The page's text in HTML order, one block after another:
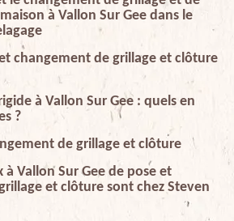
à Vallon Sur Gee dans le
changement de grillage et clôture
à Vallon Sur Gee : quels en
?
de grillage et clôture
à Vallon Sur Gee de pose et
et clôture sont chez Steven